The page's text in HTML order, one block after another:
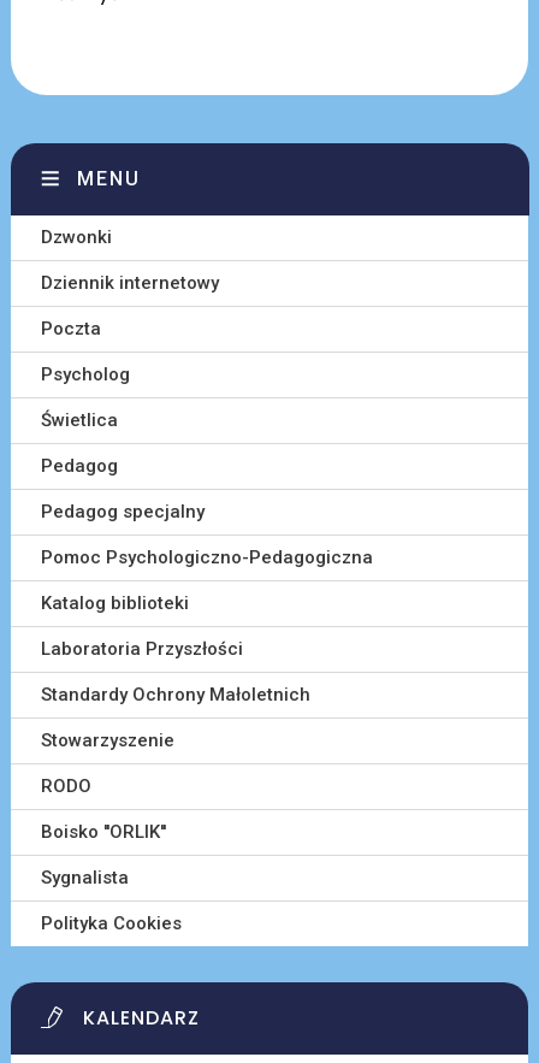
MENU
Dzwonki
Dziennik internetowy
Poczta
Psycholog
Świetlica
Pedagog
Pedagog specjalny
Pomoc Psychologiczno-Pedagogiczna
Katalog biblioteki
Laboratoria Przyszłości
Standardy Ochrony Małoletnich
Stowarzyszenie
RODO
Boisko ''ORLIK''
Sygnalista
Polityka Cookies
KALENDARZ